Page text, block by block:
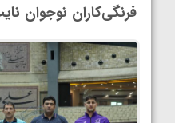
فرنگی‌کاران نوجوان